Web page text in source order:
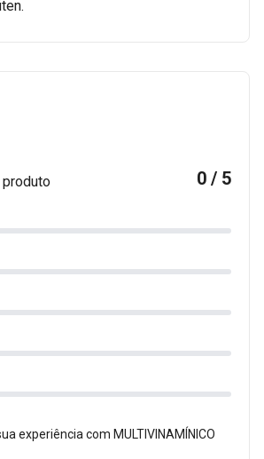
0 / 5
experiência com MULTIVINAMÍNICO